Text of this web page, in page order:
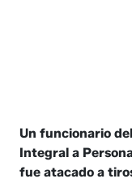
Un funcionario
Integral a
fue atacado a